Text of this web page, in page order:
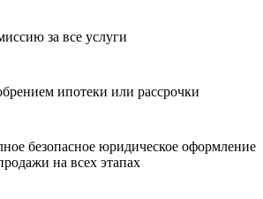
за все услуги
ипотеки или рассрочки
безопасное юридическое оформление
на всех этапах